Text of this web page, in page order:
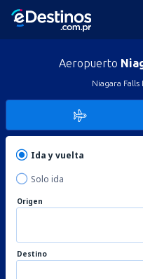
Aeropuerto
Niagara
Ida y vuelta
Solo ida
Origen
Destino